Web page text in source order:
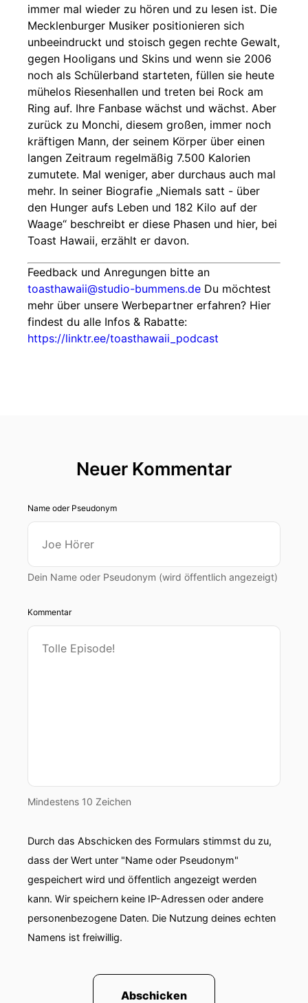
immer mal wieder zu hören und zu lesen ist. Die
Mecklenburger Musiker positionieren sich
unbeeindruckt und stoisch gegen rechte Gewalt,
gegen Hooligans und Skins und wenn sie 2006
noch als Schülerband starteten, füllen sie heute
mühelos Riesenhallen und treten bei Rock am
Ring auf. Ihre Fanbase wächst und wächst. Aber
zurück zu Monchi, diesem großen, immer noch
kräftigen Mann, der seinem Körper über einen
langen Zeitraum regelmäßig 7.500 Kalorien
zumutete. Mal weniger, aber durchaus auch mal
mehr. In seiner Biografie „Niemals satt - über
den Hunger aufs Leben und 182 Kilo auf der
Waage“ beschreibt er diese Phasen und hier, bei
Toast Hawaii, erzählt er davon.
Feedback und Anregungen bitte an
toasthawaii@studio-bummens.de Du möchtest
mehr über unsere Werbepartner erfahren? Hier
findest du alle Infos & Rabatte:
https://linktr.ee/toasthawaii_podcast
Neuer Kommentar
Name oder Pseudonym
Dein Name oder Pseudonym (wird öffentlich angezeigt)
Kommentar
Mindestens 10 Zeichen
Durch das Abschicken des Formulars stimmst du zu,
dass der Wert unter "Name oder Pseudonym"
gespeichert wird und öffentlich angezeigt werden
kann. Wir speichern keine IP-Adressen oder andere
personenbezogene Daten. Die Nutzung deines echten
Namens ist freiwillig.
Abschicken